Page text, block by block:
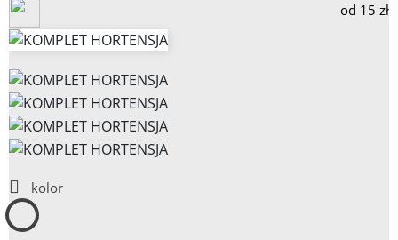
od 15 zł
kolor
WISKOZA
PINK